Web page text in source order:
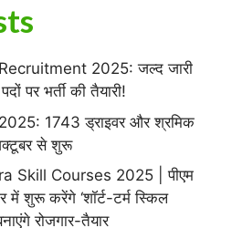
2025: जल्द जारी
पर भर्ती की तैयारी!
1743 ड्राइवर और श्रमिक
से शुरू
Skill Courses 2025 | पीएम
में शुरू करेंगे ‘शॉर्ट-टर्म स्किल
रोजगार-तैयार